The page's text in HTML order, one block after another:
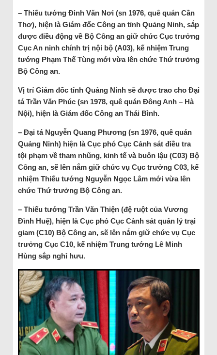
– Thiếu tướng Đinh Văn Nơi (sn 1976, quê quán Cần
Thơ), hiện là Giám đốc Công an tỉnh Quảng Ninh, sắp
được điều động về Bộ Công an giữ chức Cục trưởng
Cục An ninh chính trị nội bộ (A03), kế nhiệm Trung
tướng Phạm Thế Tùng mới vừa lên chức Thứ trưởng
Bộ Công an.
Vị trí Giám đốc tỉnh Quảng Ninh sẽ được trao cho Đại
tá Trần Văn Phúc (sn 1978, quê quán Đông Anh – Hà
Nội), hiện là Giám đốc Công an Thái Bình.
– Đại tá Nguyễn Quang Phương (sn 1976, quê quán
Quảng Ninh) hiện là Cục phó Cục Cảnh sát điều tra
tội phạm về tham nhũng, kinh tế và buôn lậu (C03) Bộ
Công an, sẽ lên nắm giữ chức vụ Cục trưởng C03, kế
nhiệm Thiếu tướng Nguyễn Ngọc Lâm mới vừa lên
chức Thứ trưởng Bộ Công an.
– Thiếu tướng Trần Văn Thiện (đệ ruột của Vương
Đình Huệ), hiện là Cục phó Cục Cảnh sát quản lý trại
giam (C10) Bộ Công an, sẽ lên nắm giữ chức vụ Cục
trưởng Cục C10, kế nhiệm Trung tướng Lê Minh
Hùng sắp nghỉ hưu.